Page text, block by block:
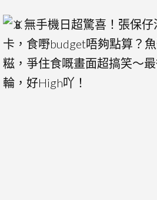
無手機日超驚喜！張保
卡，食嘢budget唔夠點算？
糍，爭住食嘅畫面超搞笑～
輪，好High吖！